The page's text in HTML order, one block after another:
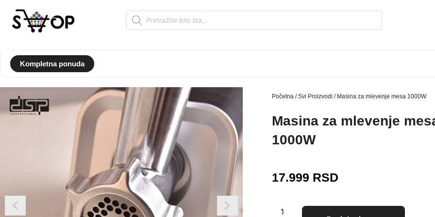
Kompletna ponuda
Početna /Svi Proizvodi / Masina za mlevenje mesa 1000W
Masina za mlevenje
1000W
17.999 RSD